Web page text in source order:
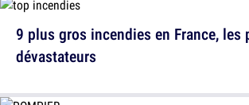
9 plus gros incendies en France, les
dévastateurs